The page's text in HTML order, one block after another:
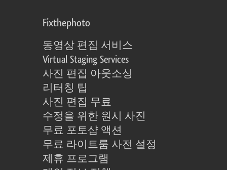
Fixthephoto
동영상 편집 서비스
Virtual Staging Services
사진 편집 아웃소싱
리터칭 팁
사진 편집 무료
수정을 위한 원시 사진
무료 포토샵 액션
무료 라이트룸 사전 설정
제휴 프로그램